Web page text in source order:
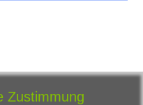
Zustimmung